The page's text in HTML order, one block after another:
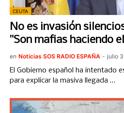
CEUTA
No es invasión
"Son mafias haciendo
en Noticias SOS RADIO ESPAÑA - julio
El Gobierno español ha intentado
para explicar la masiva llegada …